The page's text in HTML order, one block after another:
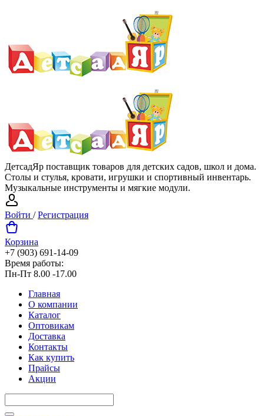
ДетсадЯр поставщик товаров для детских садов, школ и дома.
Столы и стулья, кровати, игрушки и спортивный инвентарь.
Музыкальные инструменты и мягкие модули.
Войти /Регистрация
Корзина
+7 (903) 691-14-09
Время работы:
Пн-Пт 8.00 -17.00
Главная
О компании
Каталог
Оптовикам
Доставка
Контакты
Как купить
Прайсы
Акции